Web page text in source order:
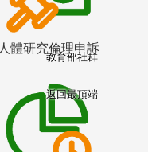
人體研究倫理申訴
教育部社群
返回最頂端